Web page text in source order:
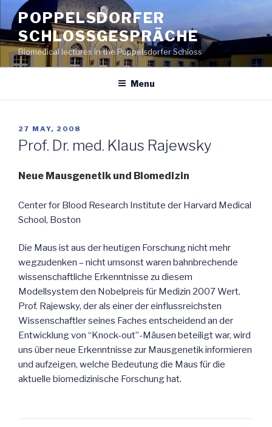
content
POPPELSDORFER
SCHLOSSGESPRÄCHE
Biomedical lectures in the Poppelsdorfer Schloss
Menu
POSTED
ON
27 MAY, 2008
Prof. Dr. med. Klaus Rajewsky
Neue Mausgenetik und Biomedizin
Center for Blood Research Institute der Harvard Medical
School, Boston
Die Maus ist aus der heutigen Forschung nicht mehr
wegzudenken – nicht umsonst waren bahnbrechende
wissenschaftliche Erkenntnisse zu diesem
Modellsystem den Nobelpreis für Medizin 2007 Wert.
Prof. Rajewsky, der als einer der einflussreichsten
Wissenschaftler seines Faches entscheidend an der
Entwicklung von “Knock-out”-Mäusen beteiligt war, wird
uns über neue Erkenntnisse zur Mausgenetik informieren
und aufzeigen, welche Bedeutung die Maus für die
aktuelle biomedizinische Forschung hat.